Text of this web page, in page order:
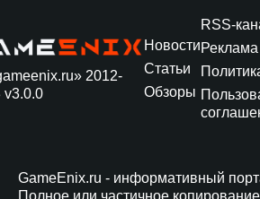
2012-
v3.0.0
Новости
Статьи
Обзоры
RSS-
GameEnix.ru - информативный
Полное или частичное